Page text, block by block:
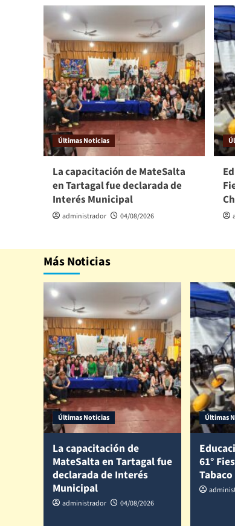
Últimas Noticias
La capacitación de MateSalta
en Tartagal fue declarada de
Interés Municipal
administrador 04/08/2026
Más Noticias
Últimas Noticias
La capacitación de
MateSalta en Tartagal fue
declarada de Interés
Municipal
administrador 04/08/2026
Últimas
61°